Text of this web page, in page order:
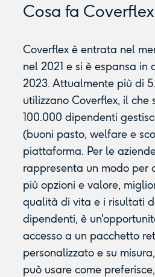
Cosa fa Coverflex
Coverflex è entrata nel
nel 2021 e si è espansa
2023. Attualmente più di
utilizzano Coverflex, il che
100.000 dipendenti
(buoni pasto, welfare e
piattaforma. Per le
rappresenta un modo per
più opzioni e valore,
qualità di vita e i risultati
dipendenti, è
accesso a un pacchetto
personalizzato e su
può usare come